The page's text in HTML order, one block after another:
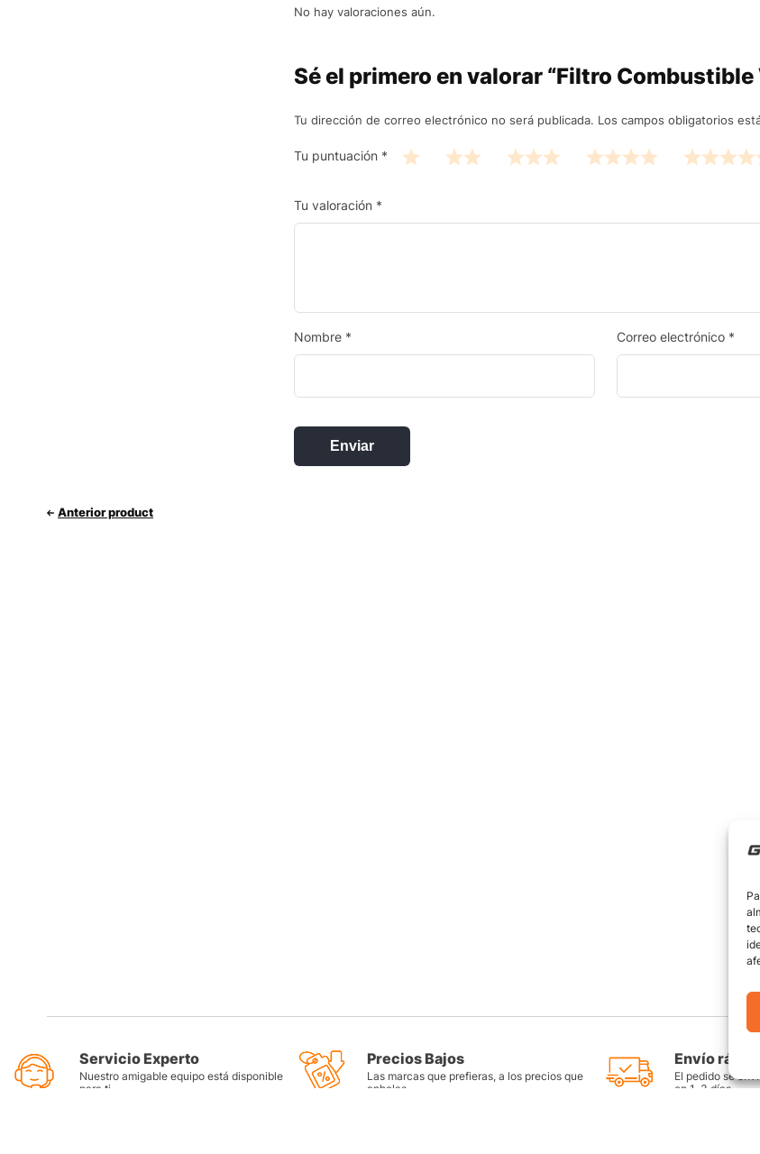
No hay valoraciones aún.
Sé el primero en valorar “Filtro
Tu dirección de correo electrónico no será publicada. Los campos obligatorios
Tu puntuación *
Tu valoración *
Nombre * Correo electrónico *
Anterior product
Servicio Experto
Nuestro amigable equipo está disponible
para ti
Precios Bajos
Las marcas que prefieras, a los precios que
anhelas
Envío
El pedido se
en 1-3 días